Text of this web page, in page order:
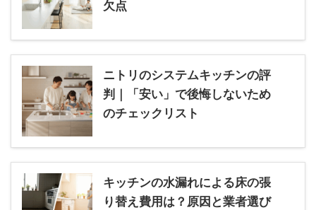
欠点
ニトリのシステムキッチンの評
判｜「安い」で後悔しないため
のチェックリスト
キッチンの水漏れによる床の張
り替え費用は？原因と業者選び